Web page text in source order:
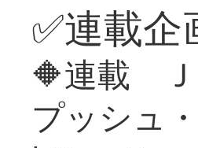
✅連載企
🔶連載
プッシュ